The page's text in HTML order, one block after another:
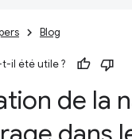
Blog
il été utile ?
de la